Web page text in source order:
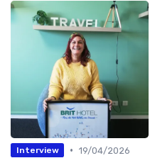
Interview • 19/04/2026